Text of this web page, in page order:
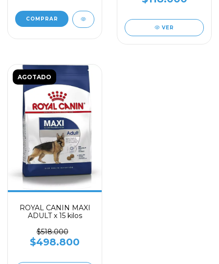
VER
AGOTADO
ROYAL CANIN MAXI
ADULT x 15 kilos
$518.000
$498.800